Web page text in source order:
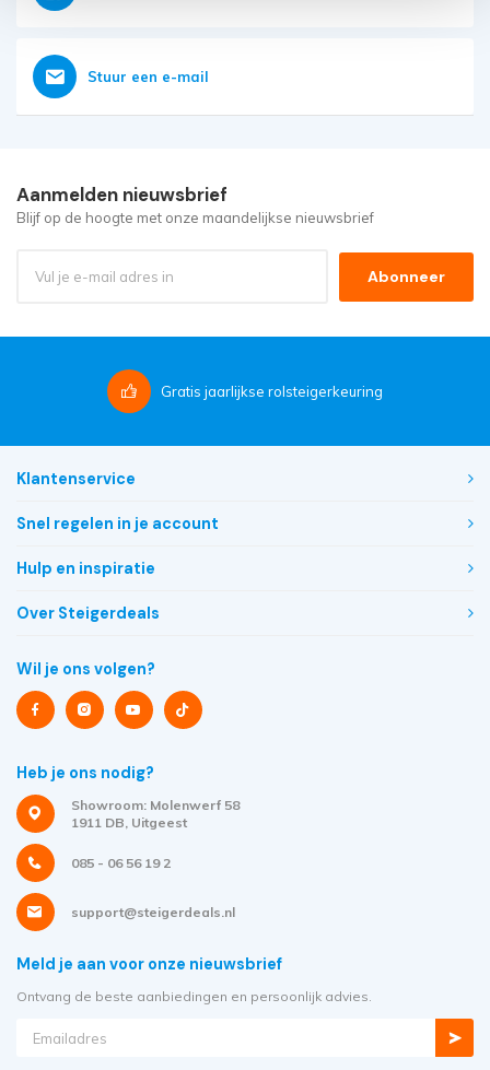
Stuur een e-mail
Aanmelden nieuwsbrief
Blijf op de hoogte met onze maandelijkse nieuwsbrief
Abonneer
Gratis jaarlijkse rolsteigerkeuring
Klantenservice
Snel regelen in je account
Hulp en inspiratie
Over Steigerdeals
Wil je ons volgen?
Heb je ons nodig?
Showroom: Molenwerf 58
1911 DB, Uitgeest
085 - 06 56 19 2
support@steigerdeals.nl
Meld je aan voor onze nieuwsbrief
Ontvang de beste aanbiedingen en persoonlijk advies.